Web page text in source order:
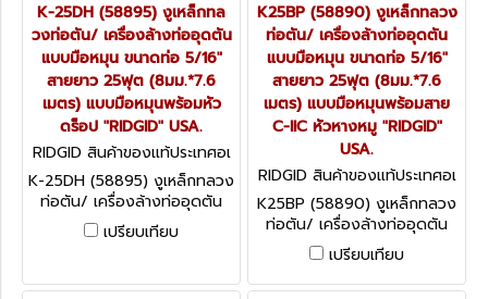
K-25DH (58895) งูเหล็กทล
วงท่อตัน/ เครื่องล้างท่ออุดตัน
แบบมือหมุน ขนาดท่อ 5/16"
สายยาว 25ฟุต (8มม.*7.6
เมตร) แบบมือหมุนพร้อมหัว
ดร็อป "RIDGID" USA.
RIDGID สินค้าของแท้ประเทศอเ
มริกา K-25-DH (58895)
K-25DH (58895) งูเหล็กทลวง
ท่อตัน/ เครื่องล้างท่ออุดตัน
แบบมือหมุน ขนาดท่อ 5/16"
สายยาว 25ฟุต (8มม.*7.6
ดร็อป "RIDGID" USA.
เปรียบเทียบ
K25BP (58890) งูเหล็กทลวง
ท่อตัน/ เครื่องล้างท่ออุดตัน
แบบมือหมุน ขนาดท่อ 5/16"
สายยาว 25ฟุต (8มม.*7.6
เมตร) แบบมือหมุนพร้อมสาย
C-IIC หัวหางหมู "RIDGID"
USA.
RIDGID สินค้าของแท้ประเทศอเ
มริกา K-25-BP (58890)
K25BP (58890) งูเหล็กทลวง
ท่อตัน/ เครื่องล้างท่ออุดตัน
แบบมือหมุน ขนาดท่อ 5/16"
สายยาว 25ฟุต (8มม.*7.6
เมตร) แบบมือหมุนพร้อมสาย
เปรียบเทียบ